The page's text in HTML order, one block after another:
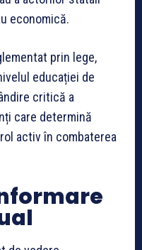
economică.
prin lege,
educației de
critică a
care determină
activ în combaterea